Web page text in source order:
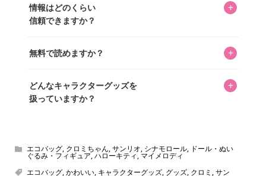
ッズを収集し、月に1,000点の新商品を選定・購入する編集
長KOSが全記事を監修しています。
書いています。AIは使用していません。編集長KOSが最終確
認を行い、手動で更新しています。
情報はどのくらい
信頼できますか？
+
いをお届けすることは保証します。なお、記事内に価格は
め、正確な情報をお伝えできないからです。
無料で読めますか？ +
どんなキャラクターグッズを
扱っていますか？
+
ん！200種以上のトレンディなキャラクターやアニメキャラ
をご紹介しています。生まれたばかりの新しいキャラクタ
エコバッグ, クロミちゃん,サンリオ, シナモロール, ドール・ぬい
ぐるみ・フィギュア,ハローキティ,マイメロディ
エコバッグ,かわいい, キャラクターグッズ, グッズ, クロミ ,サン